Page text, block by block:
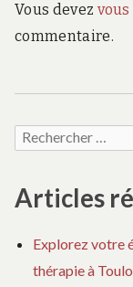
Vous devez
commentaire.
Recherche
Articles
Explorez votre
thérapie à